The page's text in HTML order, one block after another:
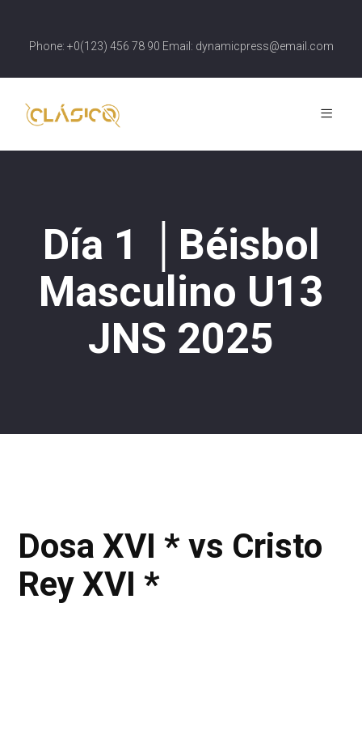
Phone: +0(123) 456 78 90 Email: dynamicpress@email.com
Día 1 │Béisbol
Masculino U13
JNS 2025
Dosa XVI * vs Cristo
Rey XVI *